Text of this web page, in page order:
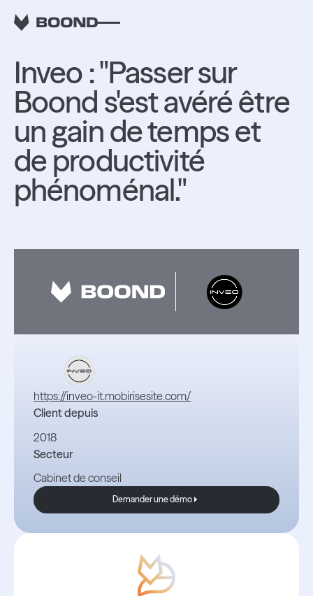
RETOUR
Inveo : "Passer sur
Boond s'est avéré être
un gain de temps et
de productivité
phénoménal."
https://inveo-it.mobirisesite.com/
Client depuis
2018
Secteur
Cabinet de conseil
Demander une démo
Demander une démo